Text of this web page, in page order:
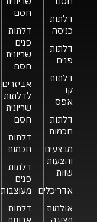
דלתות
כניסה
דלתות
פנים
דלתות
קו
אפס
דלתות
חכמות
מבצעים
והצעות
שוות
אדריכלים
אולמות
תצוגה
חסם
דלתות
פנים
שריונית
חסם
אביזרים
לדלתות
שריונית
חסם
דלתות
חכמות
דלתות
פנים
מעוצבות
דלתות
ארונות